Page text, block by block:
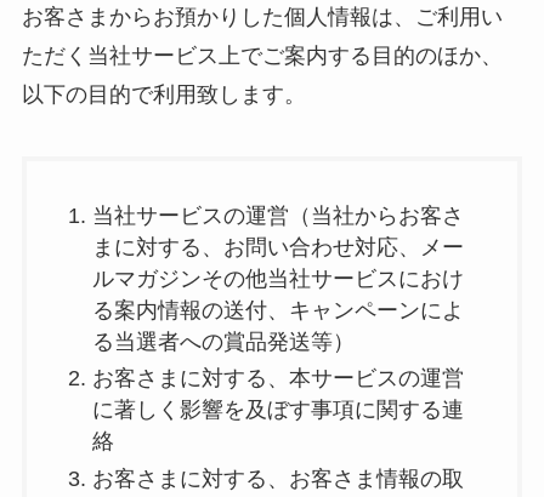
お客さまからお預かりした個人情報は、ご利用い
ただく当社サービス上でご案内する目的のほか、
以下の目的で利用致します。
当社サービスの運営（当社からお客さ
まに対する、お問い合わせ対応、メー
ルマガジンその他当社サービスにおけ
る案内情報の送付、キャンペーンによ
る当選者への賞品発送等）
お客さまに対する、本サービスの運営
に著しく影響を及ぼす事項に関する連
絡
お客さまに対する、お客さま情報の取